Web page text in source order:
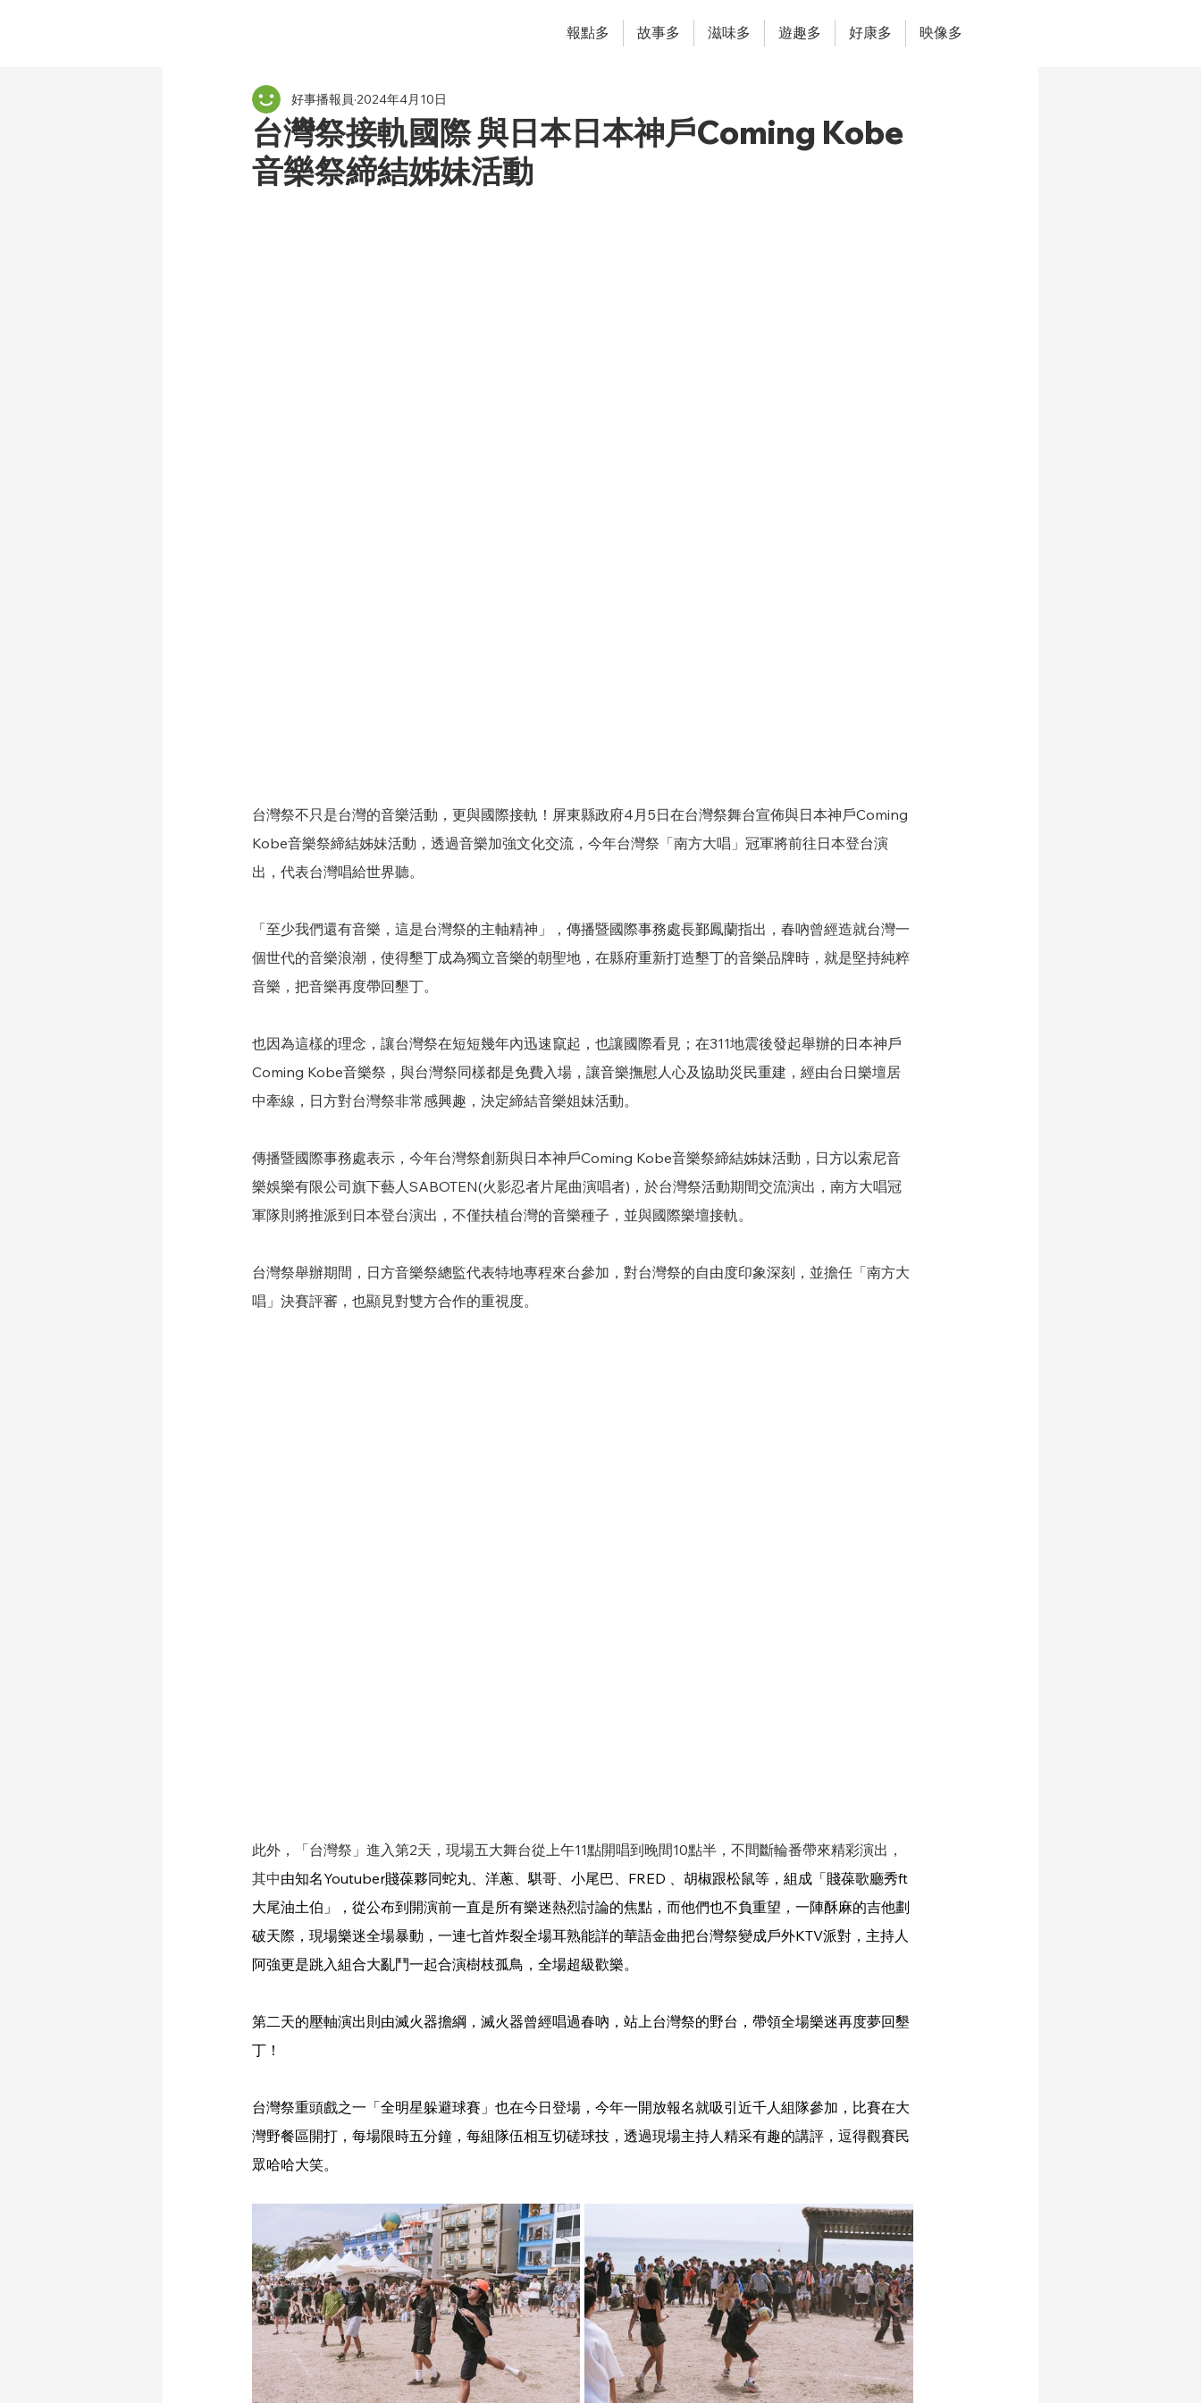
報點多 故事多 滋味多 遊趣多 好康多 映像多
台灣祭接軌國際 與日本日本神戶Coming Kobe
音樂祭締結姊妹活動
好事播報員 2024年4月10日
台灣祭不只是台灣的音樂活動，更與國際接軌！屏東縣政府4月5日在台灣祭舞台宣佈與日本神戶Coming
Kobe音樂祭締結姊妹活動，透過音樂加強文化交流，今年台灣祭「南方大唱」冠軍將前往日本登台演
出，代表台灣唱給世界聽。
「至少我們還有音樂，這是台灣祭的主軸精神」，傳播暨國際事務處長鄞鳳蘭指出，春吶曾經造就台灣一
個世代的音樂浪潮，使得墾丁成為獨立音樂的朝聖地，在縣府重新打造墾丁的音樂品牌時，就是堅持純粹
音樂，把音樂再度帶回墾丁。
也因為這樣的理念，讓台灣祭在短短幾年內迅速竄起，也讓國際看見；在311地震後發起舉辦的日本神戶
Coming Kobe音樂祭，與台灣祭同樣都是免費入場，讓音樂撫慰人心及協助災民重建，經由台日樂壇居
中牽線，日方對台灣祭非常感興趣，決定締結音樂姐妹活動。
傳播暨國際事務處表示，今年台灣祭創新與日本神戶Coming Kobe音樂祭締結姊妹活動，日方以索尼音
樂娛樂有限公司旗下藝人SABOTEN(火影忍者片尾曲演唱者)，於台灣祭活動期間交流演出，南方大唱冠
軍隊則將推派到日本登台演出，不僅扶植台灣的音樂種子，並與國際樂壇接軌。
台灣祭舉辦期間，日方音樂祭總監代表特地專程來台參加，對台灣祭的自由度印象深刻，並擔任「南方大
唱」決賽評審，也顯見對雙方合作的重視度。
此外，「台灣祭」進入第2天，現場五大舞台從上午11點開唱到晚間10點半，不間斷輪番帶來精彩演出，
其中由知名Youtuber賤葆夥同蛇丸、洋蔥、騏哥、小尾巴、FRED 、胡椒跟松鼠等，組成「賤葆歌廳秀ft
大尾油土伯」，從公布到開演前一直是所有樂迷熱烈討論的焦點，而他們也不負重望，一陣酥麻的吉他劃
破天際，現場樂迷全場暴動，一連七首炸裂全場耳熟能詳的華語金曲把台灣祭變成戶外KTV派對，主持人
阿強更是跳入組合大亂鬥一起合演樹枝孤鳥，全場超級歡樂。
第二天的壓軸演出則由滅火器擔綱，滅火器曾經唱過春吶，站上台灣祭的野台，帶領全場樂迷再度夢回墾
丁！
台灣祭重頭戲之一「全明星躲避球賽」也在今日登場，今年一開放報名就吸引近千人組隊參加，比賽在大
灣野餐區開打，每場限時五分鐘，每組隊伍相互切磋球技，透過現場主持人精采有趣的講評，逗得觀賽民
眾哈哈大笑。